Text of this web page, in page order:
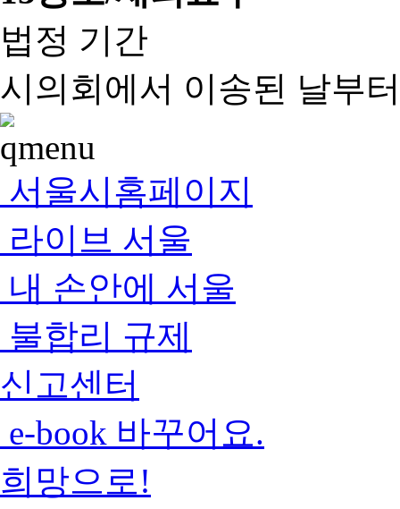
법정 기간
시의회에서 이송된 날부
서울시홈페이지
라이브 서울
내 손안에 서울
불합리 규제
신고센터
e-book 바꾸어요.
희망으로!